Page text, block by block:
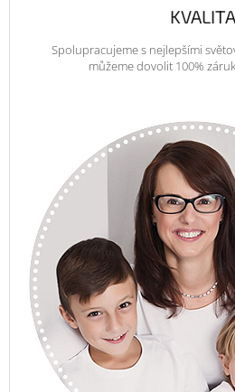
KVALITA
Spolupracujeme s nejlepšími
můžeme dovolit 100%